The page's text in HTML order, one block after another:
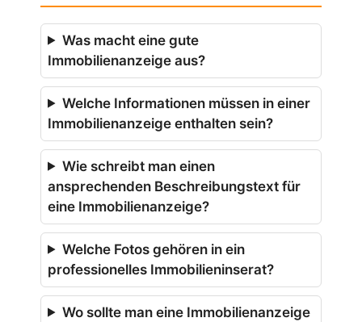
Was macht eine gute
Immobilienanzeige aus?
Welche Informationen müssen in einer
Immobilienanzeige enthalten sein?
Wie schreibt man einen
ansprechenden Beschreibungstext für
eine Immobilienanzeige?
Welche Fotos gehören in ein
professionelles Immobilieninserat?
Wo sollte man eine Immobilienanzeige